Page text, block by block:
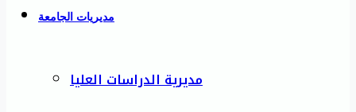
مديريات الجامعة
مديرية الدراسات العليا